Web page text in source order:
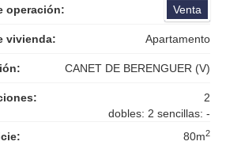
operación: Venta
vivienda: Apartamento
CANET DE BERENGUER (V)
2
dobles: 2 sencillas: -
80m2